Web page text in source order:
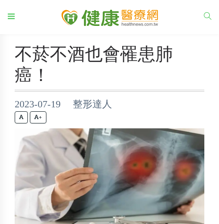
不菸不酒也會罹患肺
癌！
2023-07-19 整形達人
+